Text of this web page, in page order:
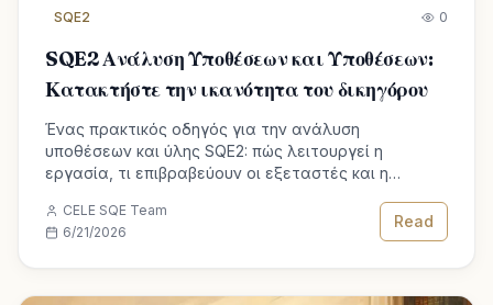
SQE2 0
SQE2 Ανάλυση Υποθέσεων και Υποθέσεων:
Κατακτήστε την ικανότητα του δικηγόρου
Ένας πρακτικός οδηγός για την ανάλυση
υποθέσεων και ύλης SQE2: πώς λειτουργεί η
εργασία, τι επιβραβεύουν οι εξεταστές και η
συμβουλές.
CELE SQE Team
6/21/2026
Read